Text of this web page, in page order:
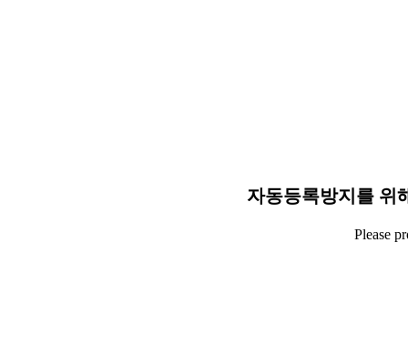
자동등록방지를 위
Please